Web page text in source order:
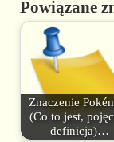
Powiązane
Znaczenie
(Co to jest,
definicja)…